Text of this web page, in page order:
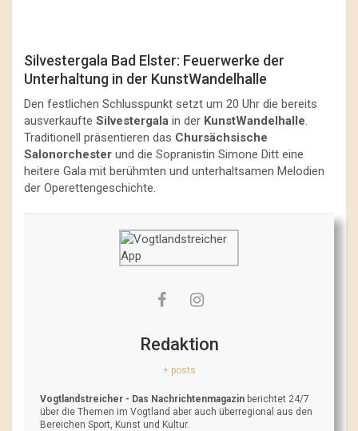
Silvestergala Bad Elster: Feuerwerke der
Unterhaltung in der KunstWandelhalle
Den festlichen Schlusspunkt setzt um 20 Uhr die bereits
ausverkaufte Silvestergala in der KunstWandelhalle.
Traditionell präsentieren das Chursächsische
Salonorchester und die Sopranistin Simone Ditt eine
heitere Gala mit berühmten und unterhaltsamen Melodien
der Operettengeschichte.
Redaktion
+ posts
Vogtlandstreicher - Das Nachrichtenmagazin berichtet 24/7
über die Themen im Vogtland aber auch überregional aus den
Bereichen Sport, Kunst und Kultur.